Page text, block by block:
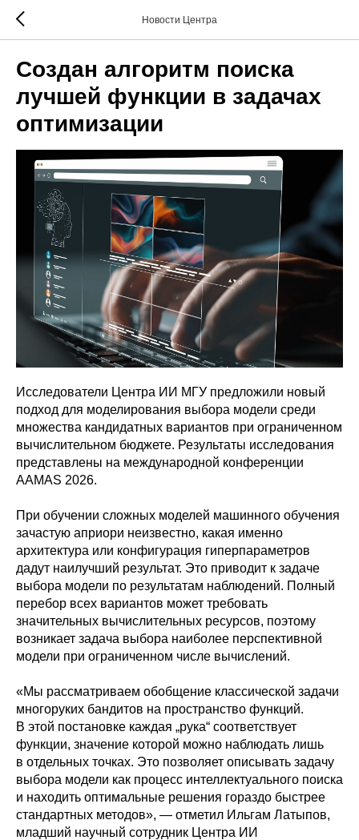
Новости Центра
Создан алгоритм поиска
лучшей функции в задачах
оптимизации
Исследователи Центра ИИ МГУ предложили новый
подход для моделирования выбора модели среди
множества кандидатных вариантов при ограниченном
вычислительном бюджете. Результаты исследования
представлены на международной конференции
AAMAS 2026.
При обучении сложных моделей машинного обучения
зачастую априори неизвестно, какая именно
архитектура или конфигурация гиперпараметров
дадут наилучший результат. Это приводит к задаче
выбора модели по результатам наблюдений. Полный
перебор всех вариантов может требовать
значительных вычислительных ресурсов, поэтому
возникает задача выбора наиболее перспективной
модели при ограниченном числе вычислений.
«Мы рассматриваем обобщение классической задачи
многоруких бандитов на пространство функций.
В этой постановке каждая „рука“ соответствует
функции, значение которой можно наблюдать лишь
в отдельных точках. Это позволяет описывать задачу
выбора модели как процесс интеллектуального поиска
и находить оптимальные решения гораздо быстрее
стандартных методов», — отметил Ильгам Латыпов,
младший научный сотрудник Центра ИИ